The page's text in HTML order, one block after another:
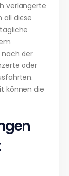
verlängerte
all diese
nach der
oder
können die